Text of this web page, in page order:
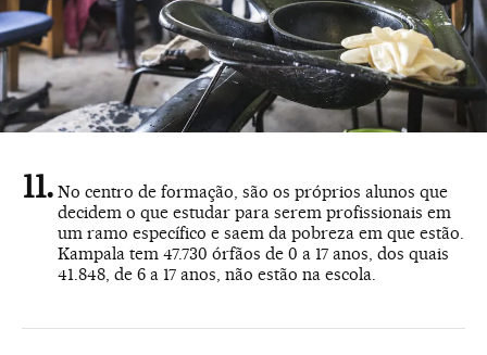
No centro de formação, são os próprios alunos que
decidem o que estudar para serem profissionais em
um ramo específico e saem da pobreza em que estão.
Kampala tem 47.730 órfãos de 0 a 17 anos, dos quais
41.848, de 6 a 17 anos, não estão na escola.